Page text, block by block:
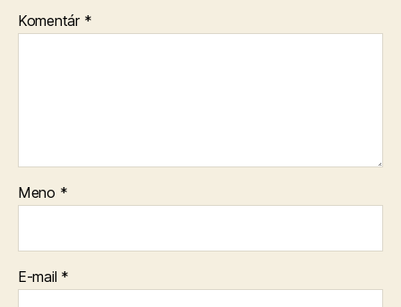
Komentár *
Meno *
E-mail *